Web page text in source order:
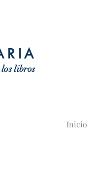
libros
Inicio